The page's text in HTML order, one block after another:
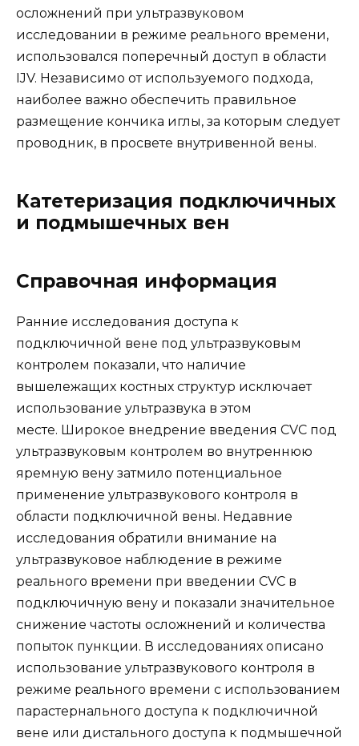
осложнений при ультразвуковом
исследовании в режиме реального времени,
использовался поперечный доступ в области
IJV. Независимо от используемого подхода,
наиболее важно обеспечить правильное
размещение кончика иглы, за которым следует
проводник, в просвете внутривенной вены.
Катетеризация подключичных
и подмышечных вен
Справочная информация
Ранние исследования доступа к
подключичной вене под ультразвуковым
контролем показали, что наличие
вышележащих костных структур исключает
использование ультразвука в этом
месте. Широкое внедрение введения CVC под
ультразвуковым контролем во внутреннюю
яремную вену затмило потенциальное
применение ультразвукового контроля в
области подключичной вены. Недавние
исследования обратили внимание на
ультразвуковое наблюдение в режиме
реального времени при введении CVC в
подключичную вену и показали значительное
снижение частоты осложнений и количества
попыток пункции. В исследованиях описано
использование ультразвукового контроля в
режиме реального времени с использованием
парастернального доступа к подключичной
вене или дистального доступа к подмышечной